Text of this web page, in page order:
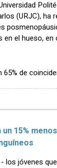
(URJC), ha
el hueso,
65% de
15%
- los jóvenes